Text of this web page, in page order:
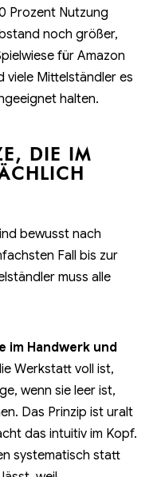
Prozent Nutzung
noch größer,
für Amazon
viele Mittelständler es
halten.
DIE IM
bewusst nach
Fall bis zur
muss alle
im Handwerk und
Werkstatt voll ist,
wenn sie leer ist,
Das Prinzip ist uralt
das intuitiv im Kopf.
systematisch statt